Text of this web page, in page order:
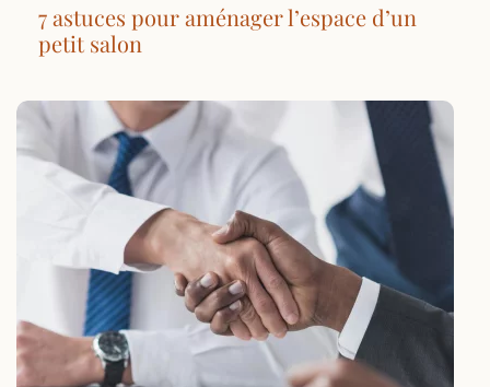
7 astuces pour aménager l’espace d’un
petit salon